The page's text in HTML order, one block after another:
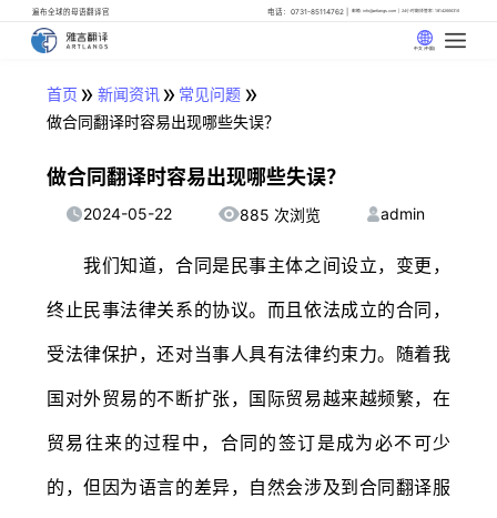
遍布全球的母语翻译官 电话：0731-85114762 邮箱: info@artlangs.com 24小时翻译管家: 18142666316
中文 (中国)
首页 » 新闻资讯» 常见问题 »
做合同翻译时容易出现哪些失误？
做合同翻译时容易出现哪些失误？
2024-05-22 885 次浏览 admin
我们知道，合同是民事主体之间设立，变更，
终止民事法律关系的协议。而且依法成立的合同，
受法律保护，还对当事人具有法律约束力。随着我
国对外贸易的不断扩张，国际贸易越来越频繁，在
贸易往来的过程中，合同的签订是成为必不可少
的，但因为语言的差异，自然会涉及到合同翻译服